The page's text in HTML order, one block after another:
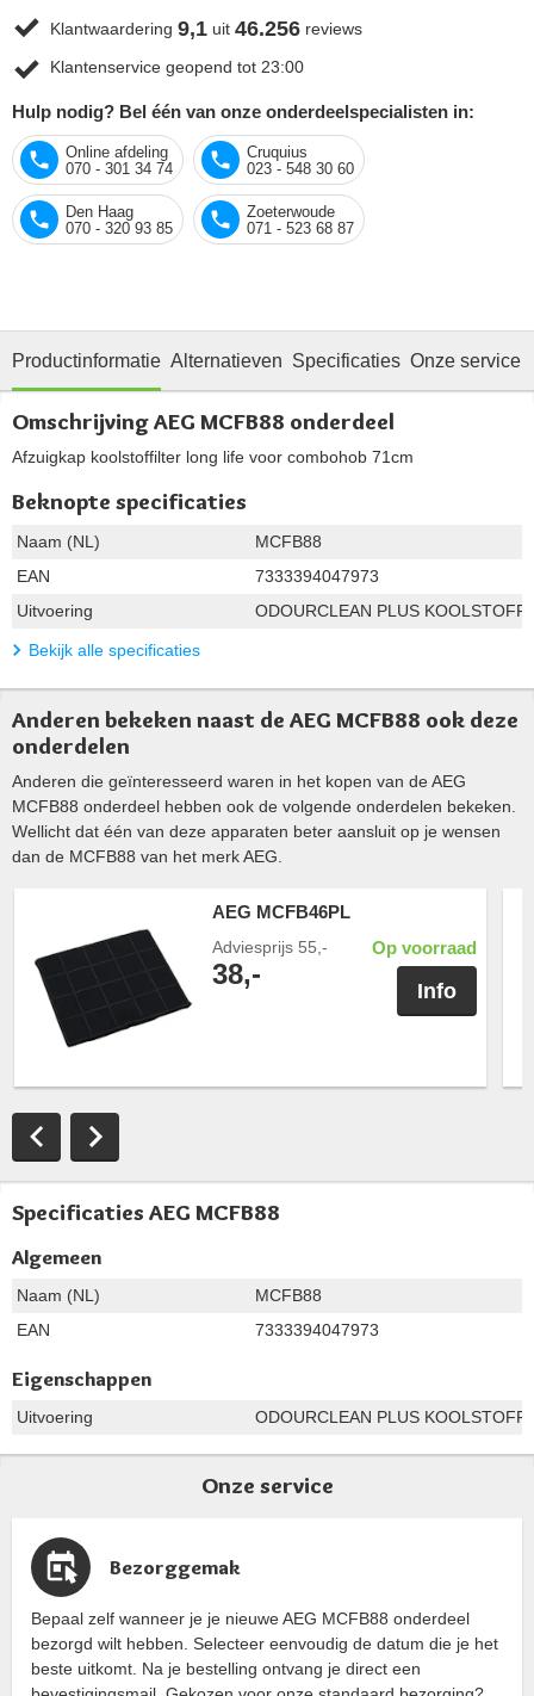
Klantwaardering 9,1 uit 46.256 reviews
Klantenservice geopend tot 23:00
Hulp nodig? Bel één van onze onderdeelspecialisten in:
Online afdeling
070 - 301 34 74
Cruquius
023 - 548 30 60
Den Haag
070 - 320 93 85
Zoeterwoude
071 - 523 68 87
Productinformatie Alternatieven Specificaties Onze service
Omschrijving AEG MCFB88 onderdeel
Afzuigkap koolstoffilter long life voor combohob 71cm
Beknopte specificaties
Naam (NL)
MCFB88
EAN
7333394047973
Uitvoering
ODOURCLEAN PLUS
Bekijk alle specificaties
Anderen bekeken naast de AEG MCFB88 ook deze
onderdelen
Anderen die geïnteresseerd waren in het kopen van de AEG
MCFB88 onderdeel hebben ook de volgende onderdelen bekeken.
Wellicht dat één van deze apparaten beter aansluit op je wensen
dan de MCFB88 van het merk AEG.
AEG MCFB46PL
Adviesprijs 55,-
38,-
Op voorraad
Info
Specificaties AEG MCFB88
Algemeen
Naam (NL)
MCFB88
EAN
7333394047973
Eigenschappen
Uitvoering ODOURCLEAN PLUS
Onze service
Bezorggemak
Bepaal zelf wanneer je je nieuwe AEG MCFB88 onderdeel
bezorgd wilt hebben. Selecteer eenvoudig de datum die je het
beste uitkomt. Na je bestelling ontvang je direct een